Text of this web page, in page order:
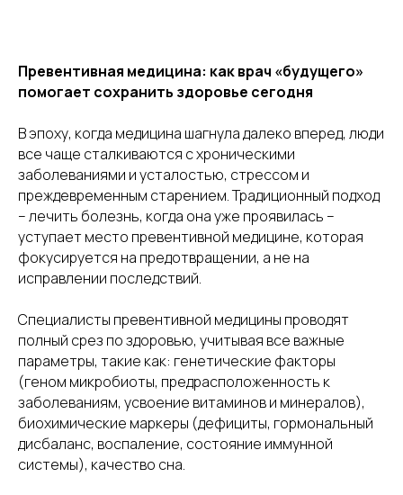
Превентивная медицина: как врач «будущего»
помогает сохранить здоровье сегодня
В эпоху, когда медицина шагнула далеко вперед, люди
все чаще сталкиваются с хроническими
заболеваниями и усталостью, стрессом и
преждевременным старением. Традиционный подход
– лечить болезнь, когда она уже проявилась –
уступает место превентивной медицине, которая
фокусируется на предотвращении, а не на
исправлении последствий.
Специалисты превентивной медицины проводят
полный срез по здоровью, учитывая все важные
параметры, такие как: генетические факторы
(геном микробиоты, предрасположенность к
заболеваниям, усвоение витаминов и минералов),
биохимические маркеры (дефициты, гормональный
дисбаланс, воспаление, состояние иммунной
системы), качество сна.